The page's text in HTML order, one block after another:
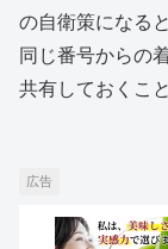
の自衛策になる
同じ番号からの
共有しておくこ
広告